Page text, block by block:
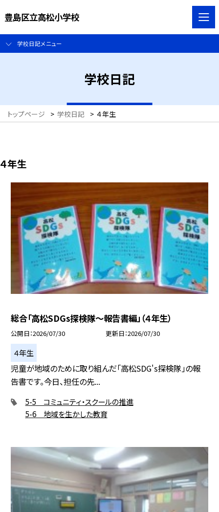
豊島区立高松小学校
学校日記メニュー
学校日記
トップページ > 学校日記 > ４年生
４年生
総合「高松SDGs探検隊〜報告書編」（４年生）
公開日 2026/07/30 更新日 2026/07/30
４年生
児童が地域のために取り組んだ「高松SDG's探検隊」の報
告書です。今日、担任の先...
5-5 コミュニティ・スクールの推進
5-6 地域を生かした教育